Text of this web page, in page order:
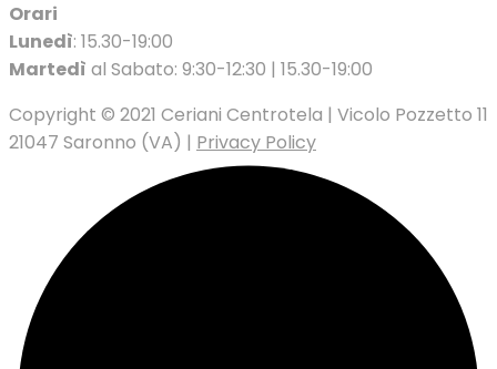
Orari
Lunedì: 15.30-19:00
Martedì al Sabato: 9:30-12:30 | 15.30-19:00
Copyright © 2021 Ceriani Centrotela | Vicolo Pozzetto 11
21047 Saronno (VA) | Privacy Policy